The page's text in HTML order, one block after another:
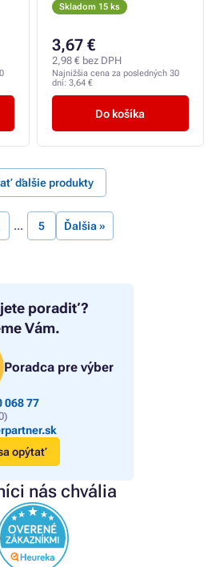
poradiť?
Vám.
Poradca pre výber
068 77
opýtať
nás chvália
Skladom 15 ks
3,67 €
2,98 € bez DPH
Najnižšia cena za posledných 30
dní: 3,64 €
Do košíka
ďalšie produkty
5 Ďalšia »